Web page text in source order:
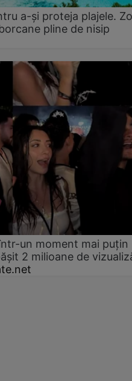
a-și proteja plajele.
pline de nisip
un moment mai puțin
2 milioane de